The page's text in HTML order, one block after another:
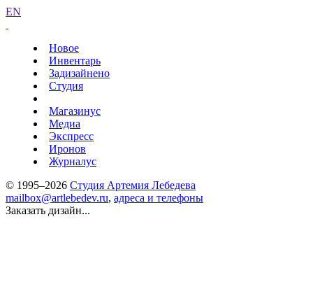
EN
Новое
Инвентарь
Задизайнено
Студия
Магазинус
Медиа
Экспресс
Иронов
Журналус
© 1995–2026 Студия Артемия Лебедева
mailbox@artlebedev.ru, адреса и телефоны
Заказать дизайн...